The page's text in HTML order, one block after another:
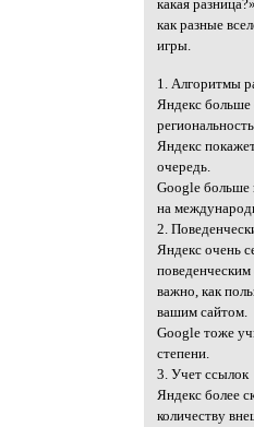
какая
как разные
игры.
1. Алгоритмы
Яндекс больше
Яндекс
очередь.
Google больше
на
2.
Яндекс очень
важно, как
вашим сайтом.
Google тоже
степени.
3. Учет ссылок
Яндекс более
количеству